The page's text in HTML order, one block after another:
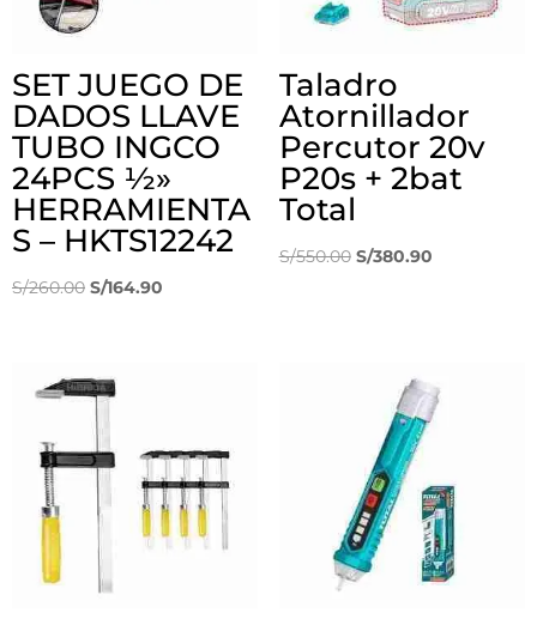
SET JUEGO DE
DADOS LLAVE
TUBO INGCO
24PCS ½»
HERRAMIENTA
S – HKTS12242
S/260.00 El
era:
S/260.00.
S/164.90
Taladro
Atornillador
Percutor 20v
P20s + 2bat
Total
S/550.00 El
S/550.00.
S/380.90El